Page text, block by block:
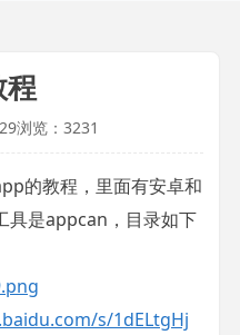
浏览：3231
的教程，里面有安卓和
具是appcan，目录如下
s/1dELtgHj